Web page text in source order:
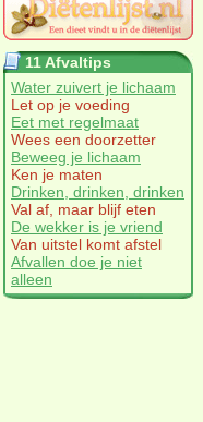
11 Afvaltips
Water zuivert je lichaam
Let op je voeding
Eet met regelmaat
Wees een doorzetter
Beweeg je lichaam
Ken je maten
Drinken, drinken, drinken
Val af, maar blijf eten
De wekker is je vriend
Van uitstel komt afstel
Afvallen doe je niet
alleen